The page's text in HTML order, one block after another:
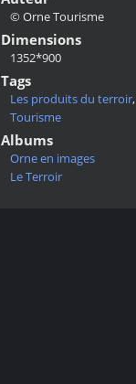
© Orne Tourisme
Dimensions
1352*900
Tags
Les produits du terroir,
Tourisme
Albums
Orne en images
Le Terroir